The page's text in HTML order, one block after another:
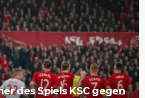
des Spiels KSC gegen